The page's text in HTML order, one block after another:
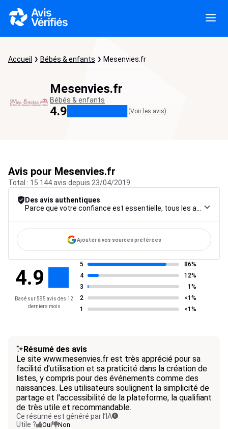
Accueil Bébés & enfants Mesenvies.fr
Mesenvies.fr
Bébés & enfants
4.9 (Voir les avis)
Avis pour Mesenvies.fr
Total : 15 144 avis depuis 23/04/2019
Des avis authentiques
Ajouter à vos sources préférées
4.9
Basé sur 585 avis des 12
derniers mois
5
86%
4
12%
3
1%
2
<1%
1
<1%
Résumé des avis
Le site www.mesenvies.fr est très apprécié pour sa
facilité d'utilisation et sa praticité dans la création de
listes, y compris pour des événements comme des
naissances. Les utilisateurs soulignent la simplicité de
partage et l'accessibilité de la plateforme, la qualifiant
de très utile et recommandable.
Ce résumé est généré par l’IA
Utile ?
Oui Non